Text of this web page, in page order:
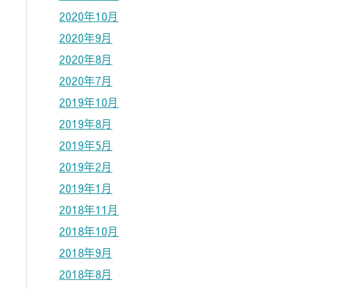
2020年10月
2020年9月
2020年8月
2020年7月
2019年10月
2019年8月
2019年5月
2019年2月
2019年1月
2018年11月
2018年10月
2018年9月
2018年8月